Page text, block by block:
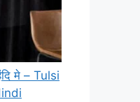
मे – Tulsi